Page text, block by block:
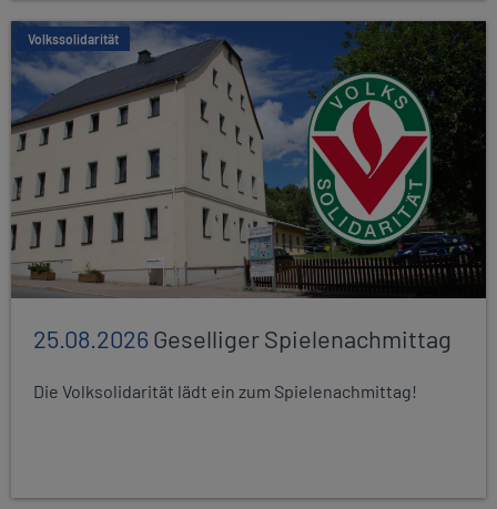
Volkssolidarität
25.08.2026Geselliger Spielenachmittag
Die Volksolidarität lädt ein zum Spielenachmittag!